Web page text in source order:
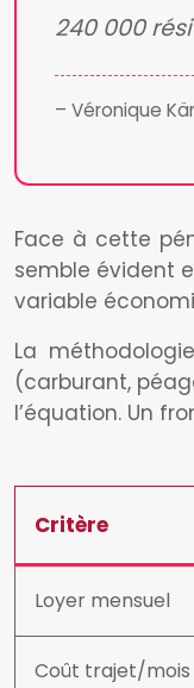
240 000
– Véronique
Face à cette
semble évident
variable
La
(carburant,
l’équation. Un
Critère
Loyer mensuel
Coût trajet/mois